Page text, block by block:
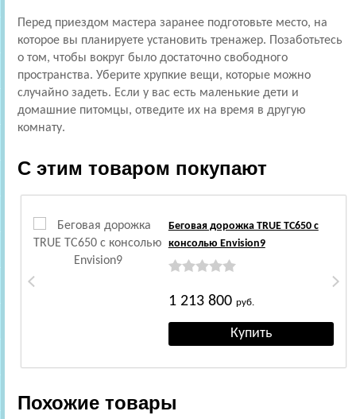
Перед приездом мастера заранее подготовьте место, на
которое вы планируете установить тренажер. Позаботьтесь
о том, чтобы вокруг было достаточно свободного
пространства. Уберите хрупкие вещи, которые можно
случайно задеть. Если у вас есть маленькие дети и
домашние питомцы, отведите их на время в другую
комнату.
С этим товаром покупают
Беговая дорожка TRUE TC650 c
консолью Envision9
1 213 800 руб.
Похожие товары